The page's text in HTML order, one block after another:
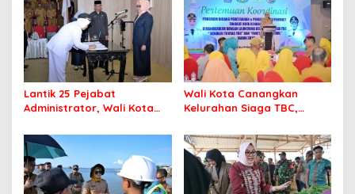
Lantik 25 Pejabat
Administrator, Wali Kota
Berintegritas dan
Profesional Layani
Masyarakat
Wali Kota Canangkan
Kelurahan Siaga TBC,
Bebas Tuberkulosis